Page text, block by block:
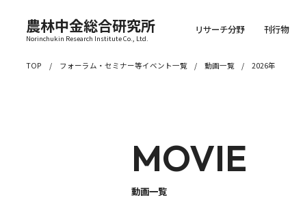
農林中金総合研究所
Norinchukin Research Institute Co., Ltd.
リサーチ分野 刊行物
TOP フォーラム・セミナー等イベント一覧 動画一覧 2026年
MOVIE
動画一覧